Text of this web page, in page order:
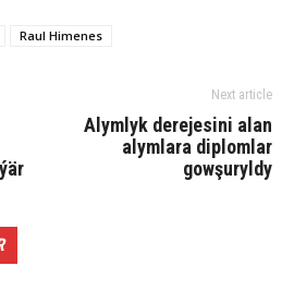
Raul Himenes
Next article
Alymlyk derejesini alan
alymlara diplomlar
gowşuryldy